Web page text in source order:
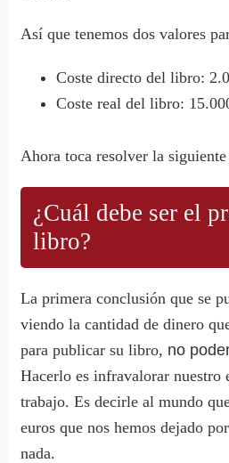
Así que tenemos dos valores
Coste directo del libro:
Coste real del libro:
Ahora toca resolver la
¿Cuál debe ser el
libro?
La primera conclusión que se
viendo la cantidad de dinero
para publicar su libro, no
Hacerlo es infravalorar nuestro
trabajo. Es decirle al mundo
euros que nos hemos dejado
nada.